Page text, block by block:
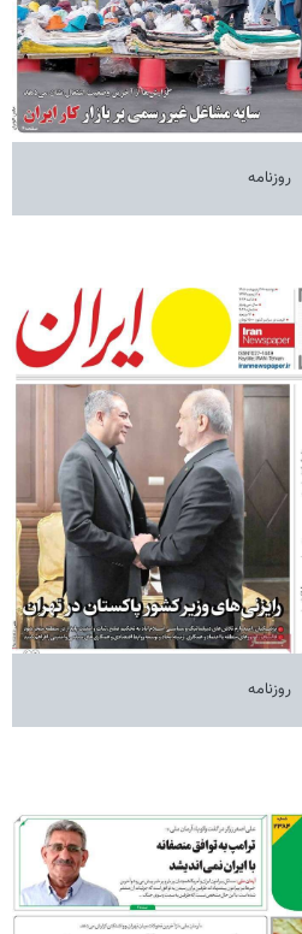
روزنامه
روزنامه